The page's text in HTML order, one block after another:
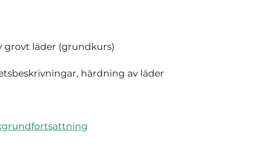
grovt läder (grundkurs)
härdning av läder